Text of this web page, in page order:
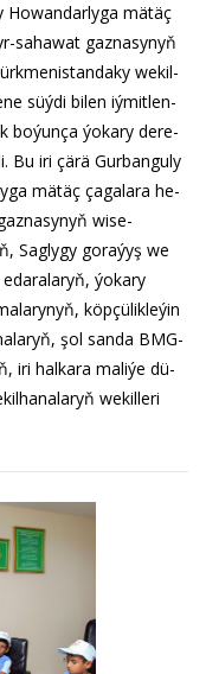
Ho­wan­dar­ly­ga mä­täç
sa­ha­wat gaz­na­sy­nyň
we­kil­
süý­di bi­len iý­mit­len­
bo­ýun­ça ýo­ka­ry de­re­
Bu iri çä­rä Gurbanguly
mä­täç ça­ga­la­ra he­
wi­se-
Sag­ly­gy go­ra­ýyş we
ýo­ka­ry
köp­çü­lik­le­ýin
şol san­da BMG-
iri hal­ka­ra ma­li­ýe dü­
we­kil­le­ri